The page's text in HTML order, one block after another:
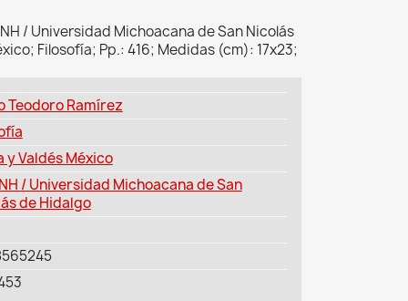
/ Universidad Michoacana de San Nicolás
Filosofía; Pp.: 416; Medidas (cm): 17x23;
Teodoro Ramírez
y Valdés México
/ Universidad Michoacana de San
de Hidalgo